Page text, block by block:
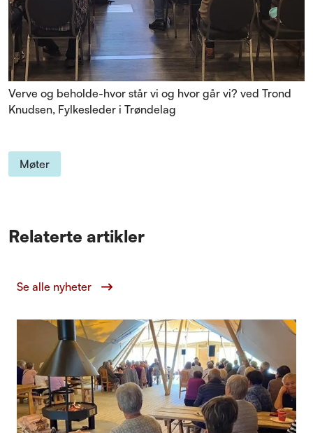
Verve og beholde-hvor står vi og hvor går vi? ved Trond
Knudsen, Fylkesleder i Trøndelag
Møter
Relaterte artikler
Se alle nyheter